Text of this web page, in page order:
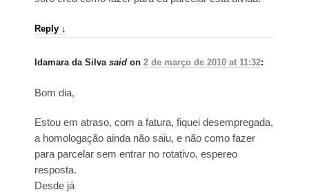
Reply ↓
Idamara da Silva said on 2 de março de 2010 at 11:32:
Bom dia,
Estou em atraso, com a fatura, fiquei desempregada,
a homologação ainda não saiu, e não como fazer
para parcelar sem entrar no rotativo, espereo
resposta.
Desde já